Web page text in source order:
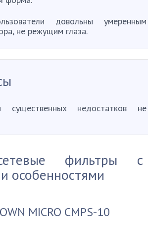
довольны умеренным
не режущим глаза.
существенных недостатков не
фильтры с
особенностями
MICRO CMPS-10